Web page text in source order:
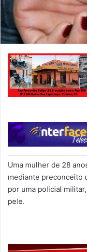
Uma mulher de 28
mediante preconceito
por uma policial
pele.